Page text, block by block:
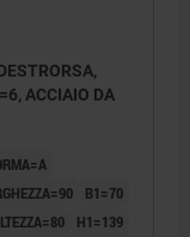
ACCIAIO DA
B1=70
H1=139